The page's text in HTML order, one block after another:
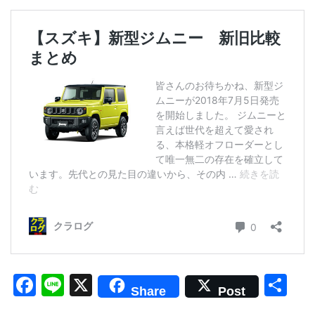
F
Li
X Share Post